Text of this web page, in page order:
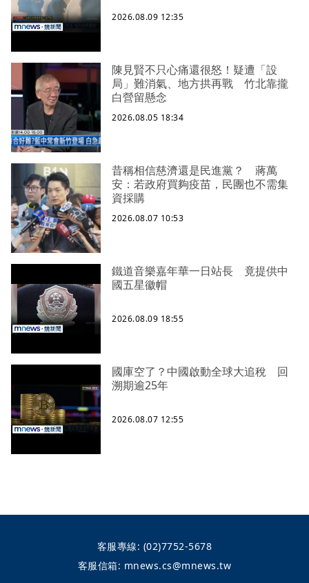
2026.08.09 12:35
陳見賢不只心痛還很怒！疑遭「設
局」難消氣、地方拱再戰 竹北靠攏
白營留懸念
2026.08.05 18:34
昔稱相信慈濟還是民進黨？ 蔣萬
安：若政府買夠疫苗，民團也不需集
資採購
2026.08.07 10:53
鐵道音樂嘉年華一日站長 竟提供中
國五星徽帽
2026.08.09 18:55
國庫空了？中國啟動全球大追稅 回
溯期逾25年
2026.08.07 12:55
客服專線: (02)7752-5678
客服信箱: mnews.cs@mnews.tw